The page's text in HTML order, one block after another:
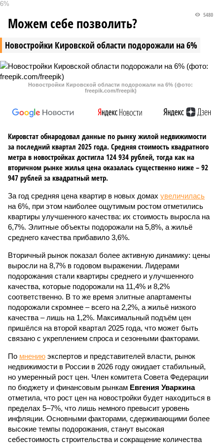
6%
Новостройки Кировской области подорожали на 6%
5480
Можем себе позволить?
Новостройки Кировской области подорожали на 6% (фото:
freepik.com/freepik)
Кировстат обнародовал данные по рынку жилой недвижимости
за последний квартал 2025 года. Средняя стоимость квадратного
метра в новостройках достигла 124 934 рублей, тогда как на
вторичном рынке жилья цена оказалась существенно ниже – 92
947 рублей за квадратный метр.
За год средняя цена квартир в новых домах увеличилась
на 6%, при этом наиболее ощутимым ростом отметились
квартиры улучшенного качества: их стоимость выросла на
6,7%. Элитные объекты подорожали на 5,8%, а жильё
среднего качества прибавило 3,6%.
Вторичный рынок показал более активную динамику: цены
выросли на 8,7% в годовом выражении. Лидерами
подорожания стали квартиры среднего и улучшенного
качества, которые подорожали на 11,4% и 8,2%
соответственно. В то же время элитные апартаменты
подорожали скромнее – всего на 2,2%, а жильё низкого
качества – лишь на 1,2%. Максимальный подъём цен
пришёлся на второй квартал 2025 года, что может быть
связано с укреплением спроса и сезонными факторами.
По мнению экспертов и представителей власти, рынок
недвижимости в России в 2026 году ожидает стабильный,
но умеренный рост цен. Член комитета Совета Федерации
по бюджету и финансовым рынкам Евгения Уваркина
отметила, что рост цен на новостройки будет находиться в
пределах 5–7%, что лишь немного превысит уровень
инфляции. Основными факторами, сдерживающими более
высокие темпы подорожания, станут высокая
себестоимость строительства и сокращение количества